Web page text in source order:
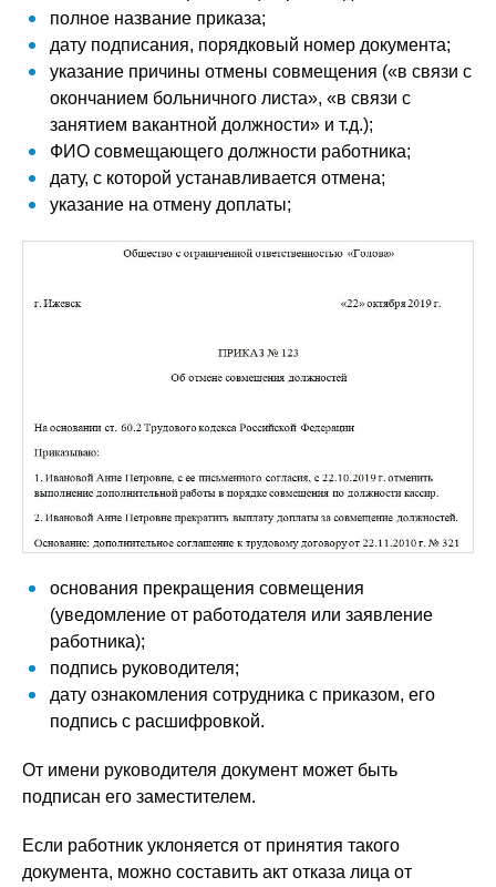
полное название приказа;
дату подписания, порядковый номер документа;
указание причины отмены совмещения («в связи с
окончанием больничного листа», «в связи с
занятием вакантной должности» и т.д.);
ФИО совмещающего должности работника;
дату, с которой устанавливается отмена;
указание на отмену доплаты;
основания прекращения совмещения
(уведомление от работодателя или заявление
работника);
подпись руководителя;
дату ознакомления сотрудника с приказом, его
подпись с расшифровкой.
От имени руководителя документ может быть
подписан его заместителем.
Если работник уклоняется от принятия такого
документа, можно составить акт отказа лица от